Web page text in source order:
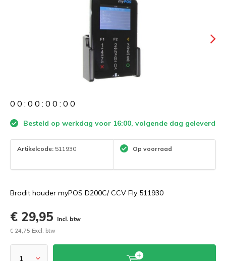
0 0 : 0 0 : 0 0 : 0 0
Besteld op werkdag voor 16:00, volgende dag geleverd
Artikelcode: 511930 Op voorraad
Brodit houder myPOS D200C/ CCV Fly 511930
€ 29,95
Incl. btw
€ 24,75 Excl. btw